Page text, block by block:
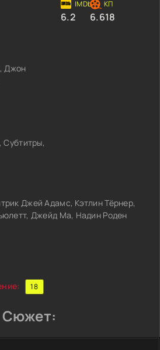
Джон
Субтитры,
6.2 6.618
Джей Адамс, Кэтлин Тёрнер,
Джейд Ма, Надин Роден
18
Сюжет: